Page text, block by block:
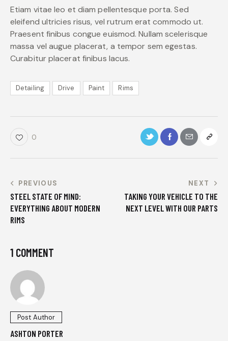
Etiam vitae leo et diam pellentesque porta. Sed
eleifend ultricies risus, vel rutrum erat commodo ut.
Praesent finibus congue euismod. Nullam scelerisque
massa vel augue placerat, a tempor sem egestas.
Curabitur placerat finibus lacus.
Detailing Drive Paint Rims
0
PREVIOUS
STEEL STATE OF MIND:
EVERYTHING ABOUT MODERN
RIMS
NEXT
TAKING YOUR VEHICLE TO THE
NEXT LEVEL WITH OUR PARTS
1 COMMENT
Post Author
ASHTON PORTER